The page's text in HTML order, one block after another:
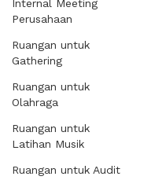
Internal Meeting
Perusahaan
Ruangan untuk
Gathering
Ruangan untuk
Olahraga
Ruangan untuk
Latihan Musik
Ruangan untuk Audit